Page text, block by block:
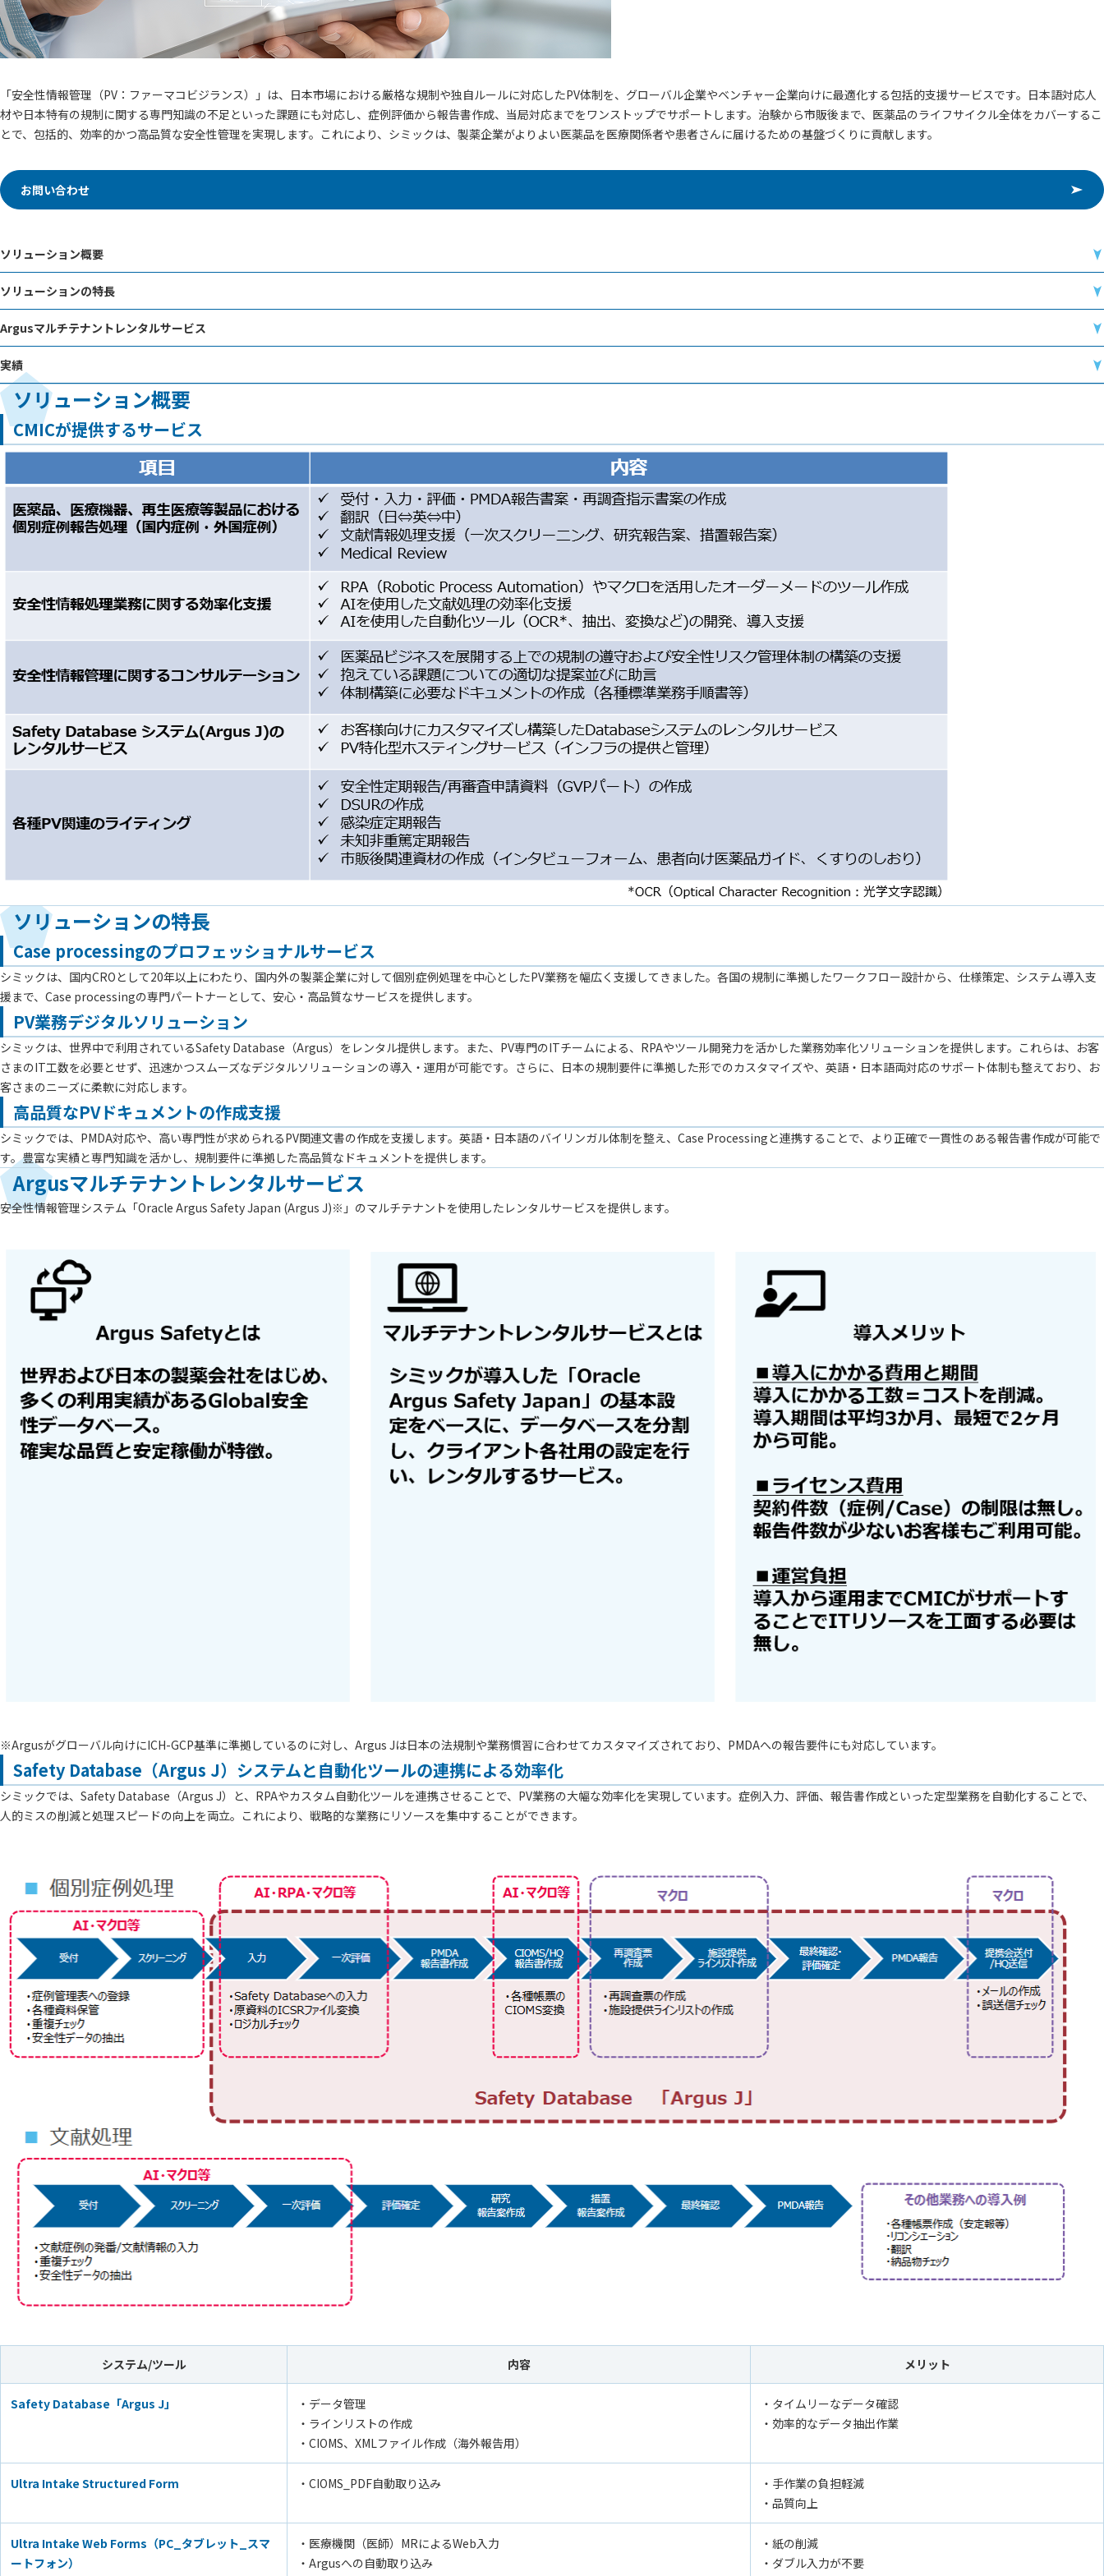
「安全性情報管理（PV：ファーマコビジランス）」は、日本市場における厳格な規制や独自ルールに対応したPV体制を、グローバル企業やベンチャー企業向けに最適化する包括的支援サービスです。日本語対応人
材や日本特有の規制に関する専門知識の不足といった課題にも対応し、症例評価から報告書作成、当局対応までをワンストップでサポートします。治験から市販後まで、医薬品のライフサイクル全体をカバーするこ
とで、包括的、効率的かつ高品質な安全性管理を実現します。これにより、シミックは、製薬企業がよりよい医薬品を医療関係者や患者さんに届けるための基盤づくりに貢献します。
お問い合わせ
ソリューション概要
ソリューションの特長
Argusマルチテナントレンタルサービス
実績
ソリューション概要
CMICが提供するサービス
ソリューションの特長
Case processingのプロフェッショナルサービス
シミックは、国内CROとして20年以上にわたり、国内外の製薬企業に対して個別症例処理を中心としたPV業務を幅広く支援してきました。各国の規制に準拠したワークフロー設計から、仕様策定、システム導入支
援まで、Case processingの専門パートナーとして、安心・高品質なサービスを提供します。
PV業務デジタルソリューション
シミックは、世界中で利用されているSafety Database（Argus）をレンタル提供します。また、PV専門のITチームによる、RPAやツール開発力を活かした業務効率化ソリューションを提供します。これらは、お客
さまのIT工数を必要とせず、迅速かつスムーズなデジタルソリューションの導入・運用が可能です。さらに、日本の規制要件に準拠した形でのカスタマイズや、英語・日本語両対応のサポート体制も整えており、お
客さまのニーズに柔軟に対応します。
高品質なPVドキュメントの作成支援
シミックでは、PMDA対応や、高い専門性が求められるPV関連文書の作成を支援します。英語・日本語のバイリンガル体制を整え、Case Processingと連携することで、より正確で一貫性のある報告書作成が可能で
す。豊富な実績と専門知識を活かし、規制要件に準拠した高品質なドキュメントを提供します。
Argusマルチテナントレンタルサービス
安全性情報管理システム「Oracle Argus Safety Japan (Argus J)※」のマルチテナントを使用したレンタルサービスを提供します。
※Argusがグローバル向けにICH-GCP基準に準拠しているのに対し、Argus Jは日本の法規制や業務慣習に合わせてカスタマイズされており、PMDAへの報告要件にも対応しています。
Safety Database（Argus J）システムと自動化ツールの連携による効率化
シミックでは、Safety Database（Argus J）と、RPAやカスタム自動化ツールを連携させることで、PV業務の大幅な効率化を実現しています。症例入力、評価、報告書作成といった定型業務を自動化することで、
人的ミスの削減と処理スピードの向上を両立。これにより、戦略的な業務にリソースを集中することができます。
システム/ツール 内容 メリット
Safety Database 「Argus J」
・データ管理
・ラインリストの作成
・CIOMS、XMLファイル作成（海外報告用）
・タイムリーなデータ確認
・効率的なデータ抽出作業
Ultra Intake Structured Form ・CIOMS_PDF自動取り込み
・手作業の負担軽減
・品質向上
Ultra Intake Web Forms （PC_ タブレット
スマ
ートフォン）
・医療機関（医師）MRによるWeb入力
・Argusへの自動取り込み
・紙の削減
・ダブル入力が不要